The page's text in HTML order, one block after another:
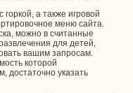
а также игровой
меню сайта.
можно в считанные
для детей,
вашим запросам.
которой
достаточно указать